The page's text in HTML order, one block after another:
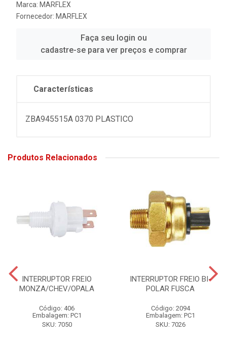
Marca: MARFLEX
Fornecedor: MARFLEX
Faça seu login ou
cadastre-se para ver preços e comprar
Características
ZBA945515A 0370 PLASTICO
Produtos Relacionados
INTERRUPTOR FREIO
MONZA/CHEV/OPALA
Código: 406
Embalagem: PC1
SKU: 7050
INTERRUPTOR FREIO BI-
POLAR FUSCA
Código: 2094
Embalagem: PC1
SKU: 7026